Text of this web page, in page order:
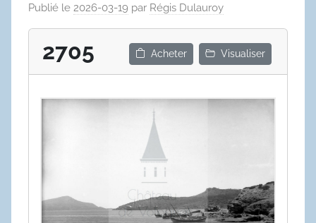
Publié le 2026-03-19 par Régis Dulauroy
2705 Acheter Visualiser